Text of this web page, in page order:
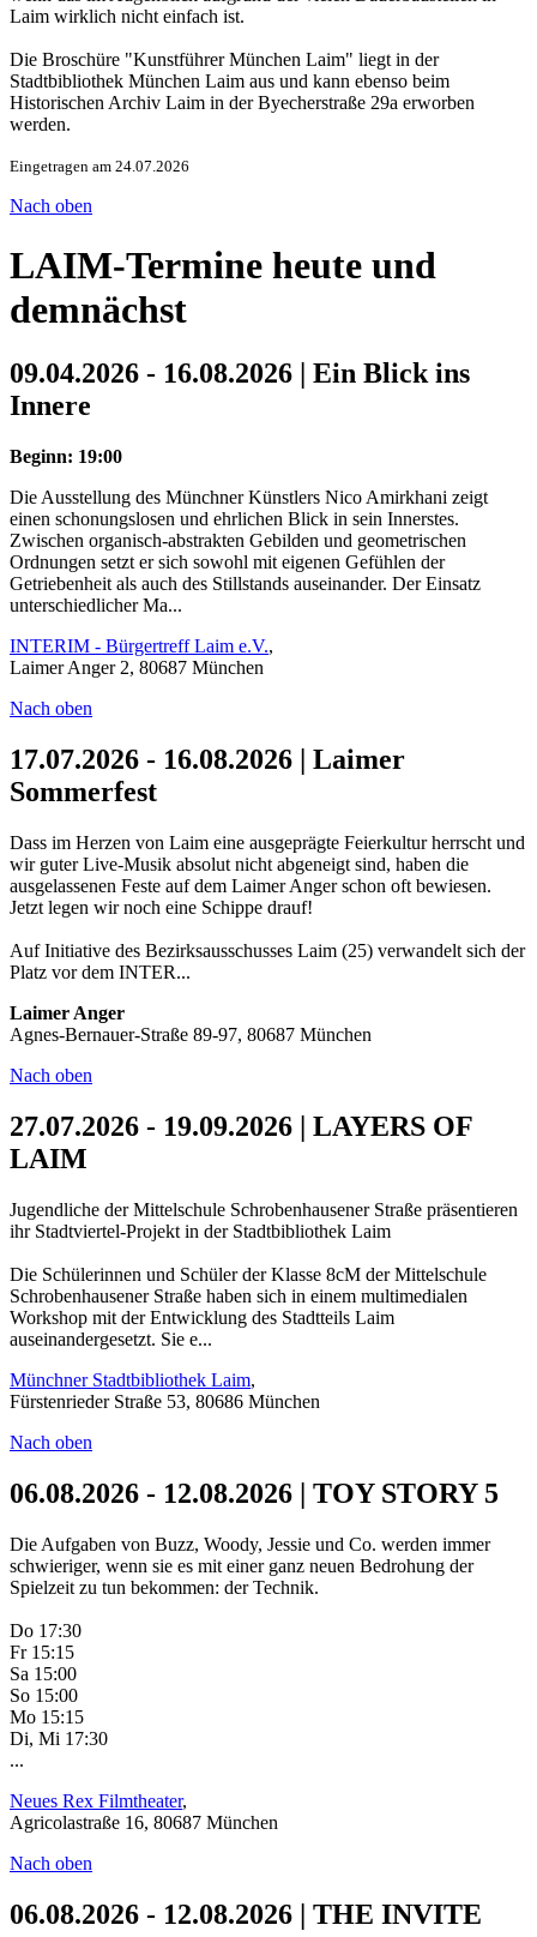
Laim wirklich nicht einfach ist.
Die Broschüre "Kunstführer München Laim" liegt in der
Stadtbibliothek München Laim aus und kann ebenso beim
Historischen Archiv Laim in der Byecherstraße 29a erworben
werden.
Eingetragen am 24.07.2026
Nach oben
LAIM-Termine heute und
demnächst
09.04.2026 - 16.08.2026 | Ein Blick ins
Innere
Beginn: 19:00
Die Ausstellung des Münchner Künstlers Nico Amirkhani zeigt
einen schonungslosen und ehrlichen Blick in sein Innerstes.
Zwischen organisch-abstrakten Gebilden und geometrischen
Ordnungen setzt er sich sowohl mit eigenen Gefühlen der
Getriebenheit als auch des Stillstands auseinander. Der Einsatz
unterschiedlicher Ma...
INTERIM - Bürgertreff Laim e.V.,
Laimer Anger 2, 80687 München
Nach oben
17.07.2026 - 16.08.2026 | Laimer
Sommerfest
Dass im Herzen von Laim eine ausgeprägte Feierkultur herrscht und
wir guter Live-Musik absolut nicht abgeneigt sind, haben die
ausgelassenen Feste auf dem Laimer Anger schon oft bewiesen.
Jetzt legen wir noch eine Schippe drauf!
Auf Initiative des Bezirksausschusses Laim (25) verwandelt sich der
Platz vor dem INTER...
Laimer Anger
Agnes-Bernauer-Straße 89-97, 80687 München
Nach oben
27.07.2026 - 19.09.2026 | LAYERS OF
LAIM
Jugendliche der Mittelschule Schrobenhausener Straße präsentieren
ihr Stadtviertel-Projekt in der Stadtbibliothek Laim
Die Schülerinnen und Schüler der Klasse 8cM der Mittelschule
Schrobenhausener Straße haben sich in einem multimedialen
Workshop mit der Entwicklung des Stadtteils Laim
auseinandergesetzt. Sie e...
Münchner Stadtbibliothek Laim,
Fürstenrieder Straße 53, 80686 München
Nach oben
06.08.2026 - 12.08.2026 | TOY STORY 5
Die Aufgaben von Buzz, Woody, Jessie und Co. werden immer
schwieriger, wenn sie es mit einer ganz neuen Bedrohung der
Spielzeit zu tun bekommen: der Technik.
Do 17:30
Fr 15:15
Sa 15:00
So 15:00
Mo 15:15
Di, Mi 17:30
...
Neues Rex Filmtheater,
Agricolastraße 16, 80687 München
Nach oben
06.08.2026 - 12.08.2026 | THE INVITE